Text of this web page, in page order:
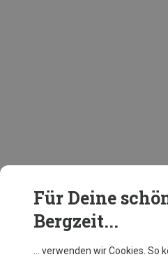
Für Deine
Bergzeit...
… verwenden wir Cookies. So